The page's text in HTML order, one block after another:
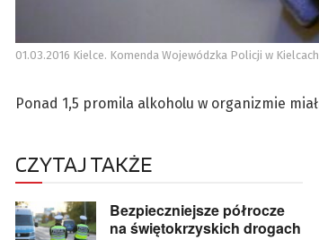
01.03.2016 Kielce. Komenda Wojewódzka Policji w
Ponad 1,5 promila alkoholu w organizmie
CZYTAJ TAKŻE
Bezpieczniejsze półrocze
na świętokrzyskich drogach